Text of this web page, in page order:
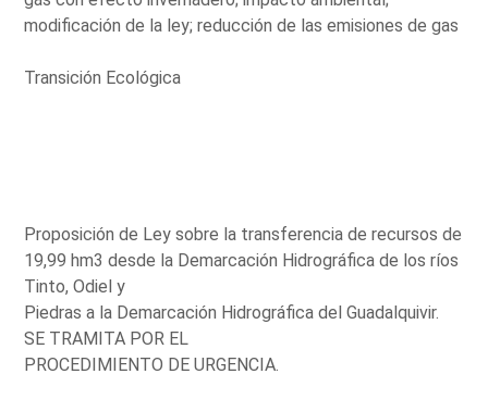
modificación de la ley; reducción de las emisiones de gas
Transición Ecológica
Proposición de Ley sobre la transferencia de recursos de
19,99 hm3 desde la Demarcación Hidrográfica de los ríos
Tinto, Odiel y
Piedras a la Demarcación Hidrográfica del Guadalquivir.
SE TRAMITA POR EL
PROCEDIMIENTO DE URGENCIA.